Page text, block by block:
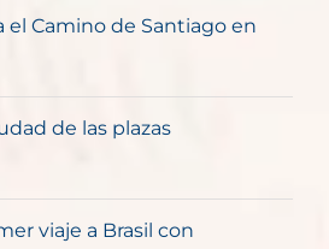
el Camino de Santiago en
de las plazas
viaje a Brasil con